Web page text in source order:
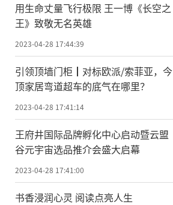
用生命丈量飞行极限 王一博《长空之
王》致敬无名英雄
2023-04-28 17:44:39
引领顶墙门柜┃对标欧派/索菲亚，今
顶家居弯道超车的底气在哪里？
2023-04-28 17:41:14
王府井国际品牌孵化中心启动暨云盟
谷元宇宙选品推介会盛大启幕
2023-04-28 17:41:00
书香浸润心灵 阅读点亮人生